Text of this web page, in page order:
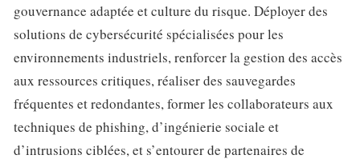
gouvernance adaptée et culture du risque. Déployer des
solutions de cybersécurité spécialisées pour les
environnements industriels, renforcer la gestion des accès
aux ressources critiques, réaliser des sauvegardes
fréquentes et redondantes, former les collaborateurs aux
techniques de phishing, d’ingénierie sociale et
d’intrusions ciblées, et s’entourer de partenaires de